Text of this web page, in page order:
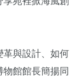
革與設計、如何
館館長簡揚同